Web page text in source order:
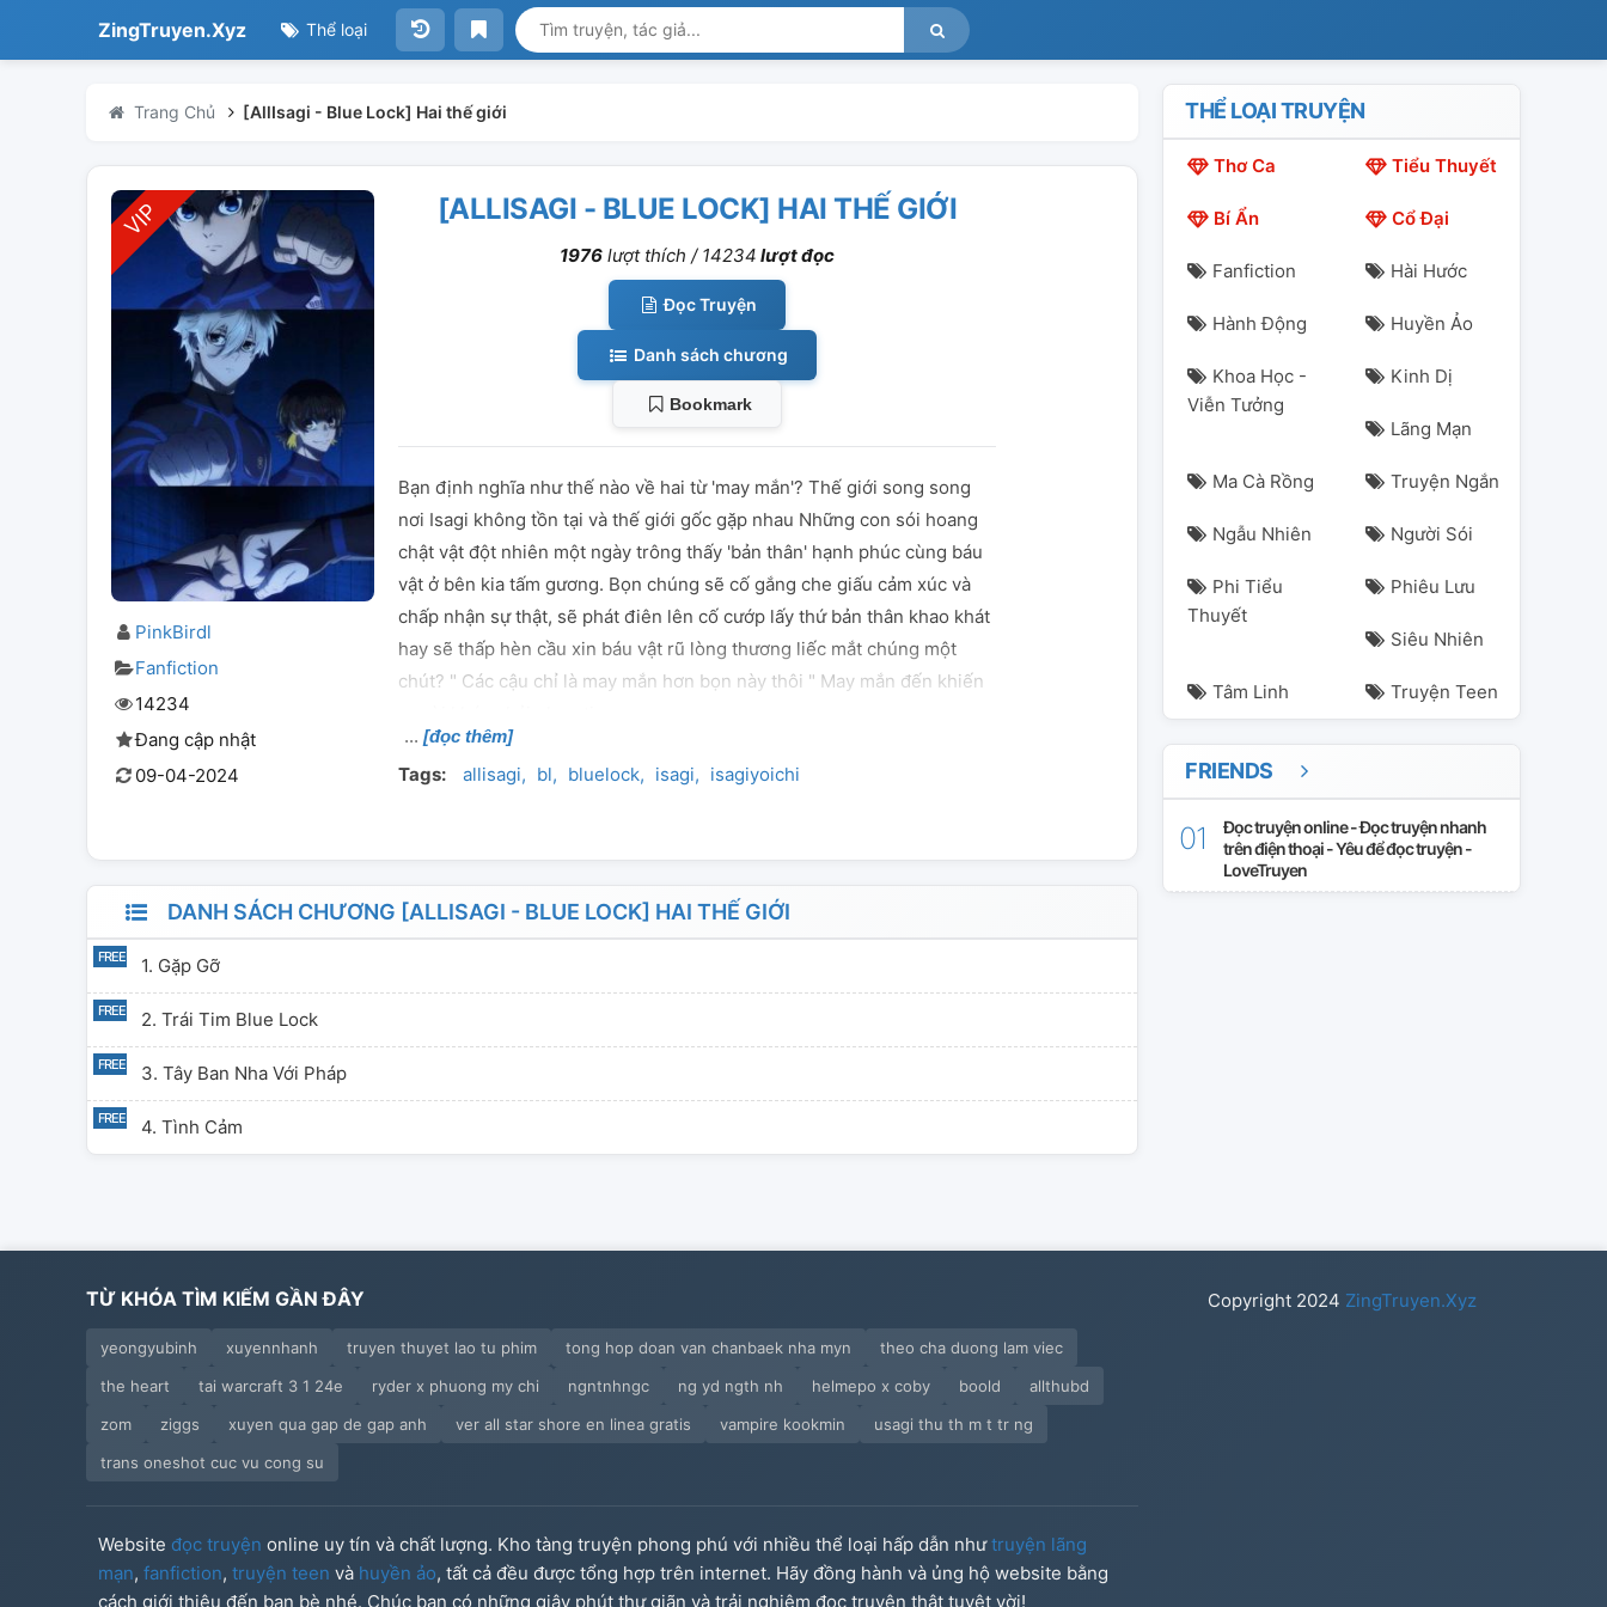
ZingTruyen.Xyz Thể loại
Trang Chủ [AllIsagi - Blue Lock] Hai thế giới
PinkBirdl
Fanfiction
14234
Đang cập nhật
09-04-2024
[ALLISAGI - BLUE LOCK] HAI THẾ GIỚI
1976 lượt thích / 14234 lượt đọc
Đọc Truyện
Danh sách chương
Bookmark
Bạn định nghĩa như thế nào về hai từ 'may mắn'? Thế giới song song
nơi Isagi không tồn tại và thế giới gốc gặp nhau Những con sói hoang
chật vật đột nhiên một ngày trông thấy 'bản thân' hạnh phúc cùng báu
vật ở bên kia tấm gương. Bọn chúng sẽ cố gắng che giấu cảm xúc và
chấp nhận sự thật, sẽ phát điên lên cố cướp lấy thứ bản thân khao khát
hay sẽ thấp hèn cầu xin báu vật rũ lòng thương liếc mắt chúng một
chút? " Các cậu chỉ là may mắn hơn bọn này thôi " May mắn đến khiến
[đọc thêm]
Tags: allisagi bl bluelock isagi isagiyoichi
DANH SÁCH CHƯƠNG [ALLISAGI - BLUE LOCK] HAI THẾ GIỚI
1. Gặp Gỡ
2. Trái Tim Blue Lock
3. Tây Ban Nha Với Pháp
4. Tình Cảm
THỂ LOẠI TRUYỆN
Thơ Ca Tiểu Thuyết
Bí Ẩn Cổ Đại
Fanfiction Hài Hước
Hành Động Huyền Ảo
Khoa Học -
Viễn Tưởng
Kinh Dị
Lãng Mạn
Ma Cà Rồng Truyện Ngắn
Ngẫu Nhiên Người Sói
Phi Tiểu
Thuyết
Phiêu Lưu
Siêu Nhiên
Tâm Linh Truyện Teen
FRIENDS
Đọc truyện online - Đọc truyện nhanh
trên điện thoại - Yêu để đọc truyện -
LoveTruyen
TỪ KHÓA TÌM KIẾM GẦN ĐÂY
yeongyubinh xuyennhanh truyen thuyet lao tu phim tong hop doan van chanbaek nha myn
theo cha duong lam viec
the heart
tai warcraft 3 1 24e ryder x phuong my chi ngntnhngc ng yd ngth nh helmepo x coby boold
allthubd
zom
ziggs xuyen qua gap de gap anh ver all star shore en linea gratis vampire kookmin
usagi thu th m t tr ng
trans oneshot cuc vu cong su
Website đọc truyện online uy tín và chất lượng. Kho tàng truyện phong phú với nhiều thể loại hấp dẫn nhưtruyện lãng
mạn, fanfiction, truyện teen và huyền ảo, tất cả đều được tổng hợp trên internet. Hãy đồng hành và ủng hộ website bằng
cách giới thiệu đến bạn bè nhé. Chúc bạn có những giây phút thư giãn và trải nghiệm đọc truyện thật tuyệt vời!
Copyright 2024 ZingTruyen.Xyz